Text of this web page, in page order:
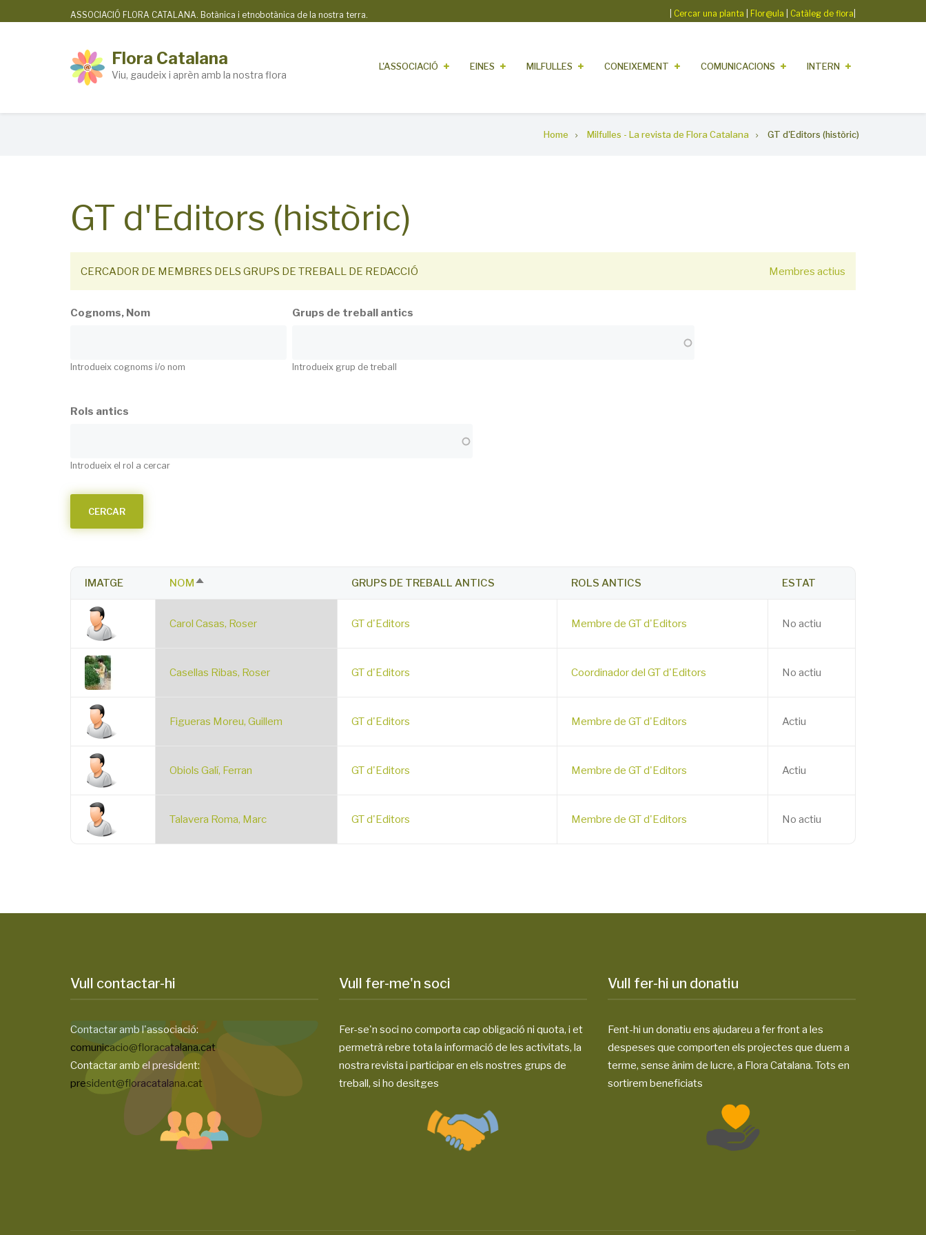
ASSOCIACIÓ FLORA CATALANA. Botànica i etnobotànica de la nostra terra. Cercar una planta Flor@ula Catàleg de flora
Flora Catalana
Viu, gaudeix i aprèn amb la nostra flora
L'ASSOCIACIÓ EINES MILFULLES CONEIXEMENT COMUNICACIONS INTERN
Home Milfulles - La revista de Flora Catalana GT d'Editors (històric)
GT d'Editors (històric)
CERCADOR DE MEMBRES DELS GRUPS DE TREBALL DE REDACCIÓ Membres actius
Cognoms, Nom
Introdueix cognoms i/o nom
Grups de treball antics
Introdueix grup de treball
Rols antics
Introdueix el rol a cercar
IMATGE NOMSORT
DESCENDING
GRUPS DE TREBALL ANTICS ROLS ANTICS ESTAT
Carol Casas, Roser GT d'Editors Membre de GT d'Editors No actiu
Casellas Ribas, Roser GT d'Editors Coordinador del GT d'Editors No actiu
Figueras Moreu, Guillem GT d'Editors Membre de GT d'Editors Actiu
Obiols Galí, Ferran GT d'Editors Membre de GT d'Editors Actiu
Talavera Roma, Marc GT d'Editors Membre de GT d'Editors No actiu
Vull contactar-hi
Contactar amb l'associació:
comunicacio@floracatalana.cat
Contactar amb el president:
president@floracatalana.cat
Vull fer-me'n soci
Fer-se'n soci no comporta cap obligació ni quota, i et
permetrà rebre tota la informació de les activitats, la
nostra revista i participar en els nostres grups de
treball, si ho desitges
Vull fer-hi un donatiu
Fent-hi un donatiu ens ajudareu a fer front a les
despeses que comporten els projectes que duem a
terme, sense ànim de lucre, a Flora Catalana. Tots en
sortirem beneficiats